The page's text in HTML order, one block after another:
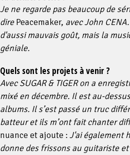
Je ne regarde pas beaucoup de
direPeacemaker, avec John
d'aussi mauvais goût, mais la
géniale.
Quels sont les projets à venir ?
Avec SUGAR & TIGER on a
mixé en décembre. Il est au-
albums. Il s’est passé un truc
batteur et ils m’ont fait chanter
nuance et ajoute :J'ai également
donne des frissons au guitariste